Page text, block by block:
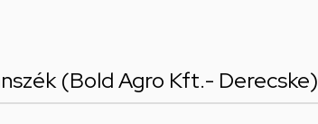
(Bold Agro Kft.- Derecske)